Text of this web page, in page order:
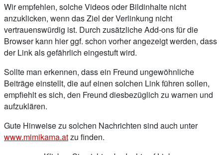
Wir empfehlen, solche Videos oder Bildinhalte nicht
anzuklicken, wenn das Ziel der Verlinkung nicht
vertrauenswürdig ist. Durch zusätzliche Add-ons für die
Browser kann hier ggf. schon vorher angezeigt werden, dass
der Link als gefährlich eingestuft wird.
Sollte man erkennen, dass ein Freund ungewöhnliche
Beiträge einstellt, die auf einen solchen Link führen sollen,
empfiehlt es sich, den Freund diesbezüglich zu warnen und
aufzuklären.
Gute Hinweise zu solchen Nachrichten sind auch unter
www.mimikama.atzu finden.